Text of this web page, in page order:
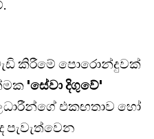
කිරීමේ පොරොන්දුවක්
'සේවා දිගුවේ'
එකඟතාව හෝ
පැවැත්වෙන